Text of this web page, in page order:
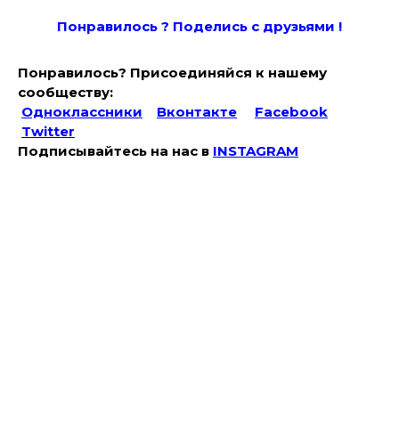
Понравилось ? Поделись с друзьями !
Понравилось? Присоединяйся к нашему
сообществу:
Одноклассники
Вконтакте
Facebook
Twitter
Подписывайтесь на наc в INSTAGRAM